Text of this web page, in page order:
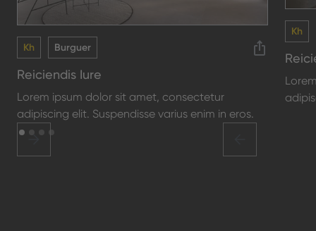
Kh Burguer
Reiciendis Iure
Lorem ipsum dolor sit amet, consectetur
adipiscing elit. Suspendisse varius enim in eros.
Kh